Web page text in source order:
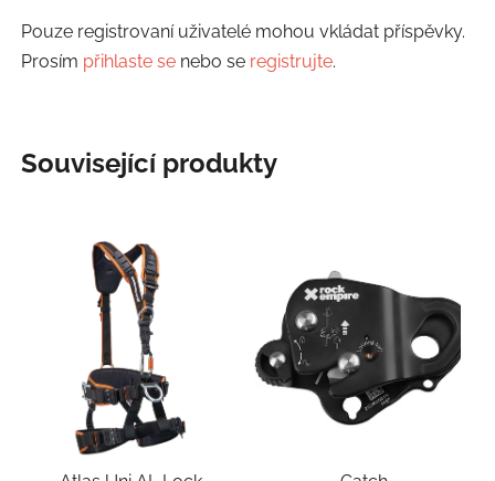
Pouze registrovaní uživatelé mohou vkládat příspěvky.
Prosím přihlaste senebo se registrujte.
Související produkty